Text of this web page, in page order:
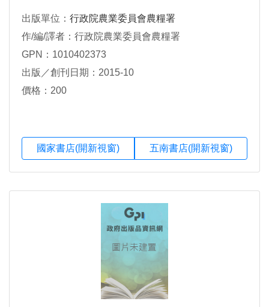
出版單位： 行政院農業委員會農糧署
作/編/譯者：行政院農業委員會農糧署
GPN：1010402373
出版／創刊日期：2015-10
價格：200
國家書店(開新視窗) 五南書店(開新視窗)